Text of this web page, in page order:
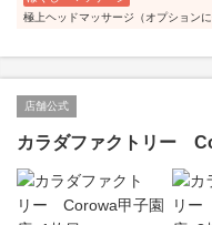
極上ヘッドマッサージ（オプション
店舗公式
カラダファクトリー